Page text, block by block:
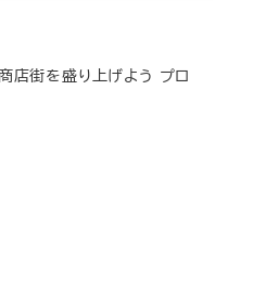
店街を盛り上げよう プロ